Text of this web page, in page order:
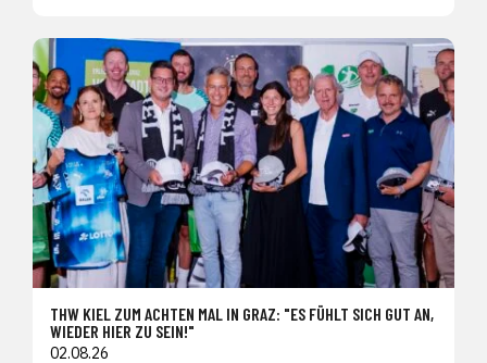
THW KIEL ZUM ACHTEN MAL IN GRAZ: "ES FÜHLT SICH GUT AN,
WIEDER HIER ZU SEIN!"
02.08.26